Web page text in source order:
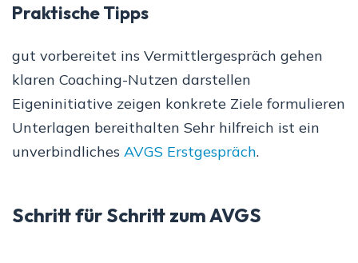
Praktische Tipps
gut vorbereitet ins Vermittlergespräch gehen
klaren Coaching-Nutzen darstellen
Eigeninitiative zeigen konkrete Ziele formulieren
Unterlagen bereithalten Sehr hilfreich ist ein
unverbindliches AVGS Erstgespräch.
Schritt für Schritt zum AVGS